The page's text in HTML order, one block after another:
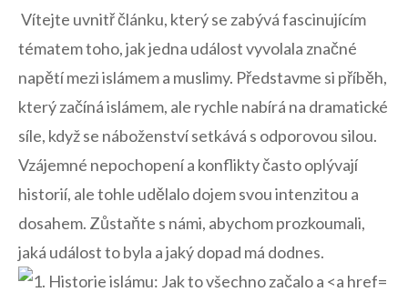
​ Vítejte ⁣uvnitř‌ článku,​ který se zabývá fascinujícím
tématem toho, ‍jak jedna⁣ událost vyvolala značné
napětí mezi islámem a muslimy. Představme si​ příběh,
který začíná islámem, ale rychle nabírá ​na dramatické
síle,​ když⁤ se ​náboženství ⁢setkává s odporovou silou.
Vzájemné nepochopení a konflikty často oplývají
⁣historií, ale ‌tohle udělalo dojem svou intenzitou a
dosahem.​ Zůstaňte s námi, abychom prozkoumali,
jaká událost to byla a jaký dopad má dodnes.